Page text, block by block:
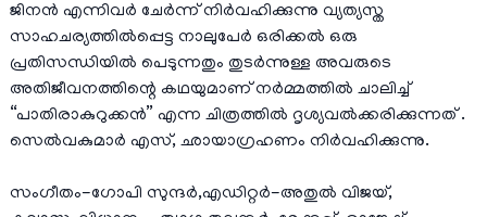
ജിനൻ എന്നിവർ ചേർന്ന് നിർവഹിക്കുന്നു വ്യത്യസ്ത
സാഹചര്യത്തിൽപ്പെട്ട നാലുപേർ ഒരിക്കൽ ഒരു
പ്രതിസന്ധിയിൽ പെടുന്നതും തുടർന്നുള്ള അവരുടെ
അതിജീവനത്തിന്റെ കഥയുമാണ് നർമ്മത്തിൽ ചാലിച്ച്
“പാതിരാകുറുക്കൻ” എന്ന ചിത്രത്തിൽ ദൃശ്യവൽക്കരിക്കുന്നത് .
സെൽവകുമാർ എസ്, ഛായാഗ്രഹണം നിർവഹിക്കുന്നു.
സംഗീതം-ഗോപി സുന്ദർ,എഡിറ്റർ-അതുൽ വിജയ്,